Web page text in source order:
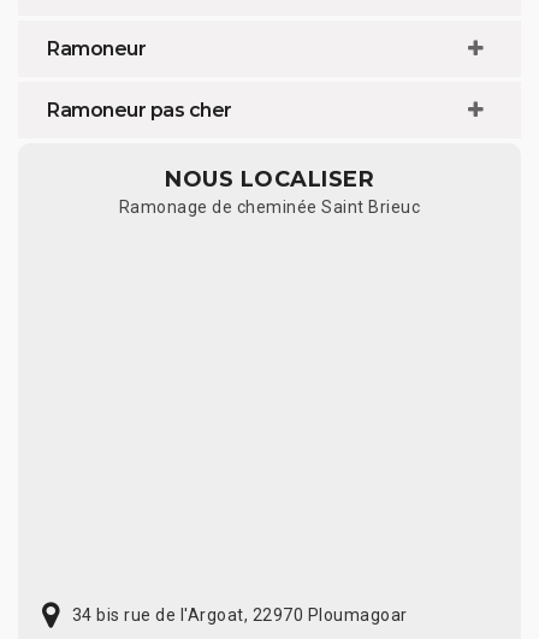
Ramoneur
Ramoneur pas cher
NOUS LOCALISER
Ramonage de cheminée Saint Brieuc
34 bis rue de l'Argoat, 22970 Ploumagoar